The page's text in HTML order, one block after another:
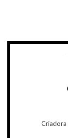
Criadora